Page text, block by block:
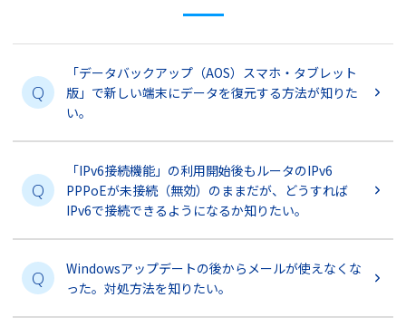
Q
「データバックアップ（AOS）スマホ・タブレット
版」で新しい端末にデータを復元する方法が知りた
い。
Q
「IPv6接続機能」の利用開始後もルータのIPv6
PPPoEが未接続（無効）のままだが、どうすれば
IPv6で接続できるようになるか知りたい。
Q
Windowsアップデートの後からメールが使えなくな
った。対処方法を知りたい。